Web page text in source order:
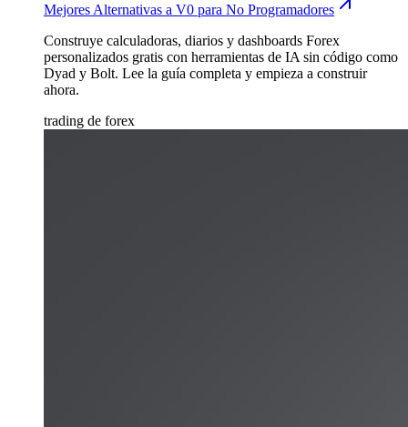
Mejores Alternativas a V0 para No Programadores
Construye calculadoras, diarios y dashboards Forex
personalizados gratis con herramientas de IA sin código como
Dyad y Bolt. Lee la guía completa y empieza a construir
ahora.
trading de forex